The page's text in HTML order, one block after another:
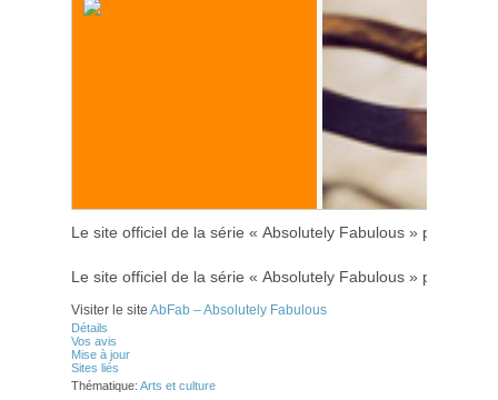
Le site officiel de la série « Absolutely Fabulous » par la
Le site officiel de la série « Absolutely Fabulous » par la
Visiter le site AbFab – Absolutely Fabulous
Détails
Vos avis
Mise à jour
Sites liés
Thématique: Arts et culture